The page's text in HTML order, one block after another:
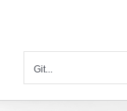
Git...